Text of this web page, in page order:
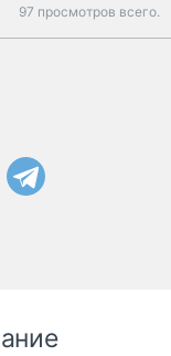
97 просмотров всего.